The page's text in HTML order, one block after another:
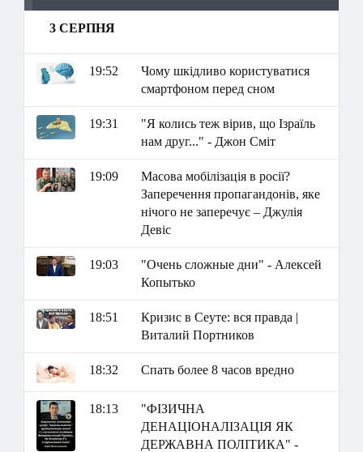
3 СЕРПНЯ
19:52
Чому шкідливо користуватися
смартфоном перед сном
19:31
"Я колись теж вірив, що Ізраїль
нам друг..." - Джон Сміт
19:09
Масова мобілізація в росії?
Заперечення пропагандонів, яке
нічого не заперечує – Джулія
Девіс
19:03
"Очень сложные дни" - Алексей
Копытько
18:51
Кризис в Сеуте: вся правда |
Виталий Портников
18:32 Спать более 8 часов вредно
18:13
"ФІЗИЧНА
ДЕНАЦІОНАЛІЗАЦІЯ ЯК
ДЕРЖАВНА ПОЛІТИКА" -